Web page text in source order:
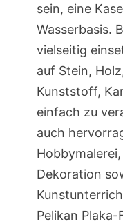
sein, eine
Wasserbasis.
vielseitig
auf Stein,
Kunststoff,
einfach zu
auch
Dekoration
Pelikan